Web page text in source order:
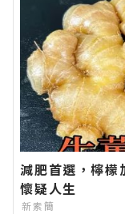
減肥首選，檸檬
懷疑人生
新素簡